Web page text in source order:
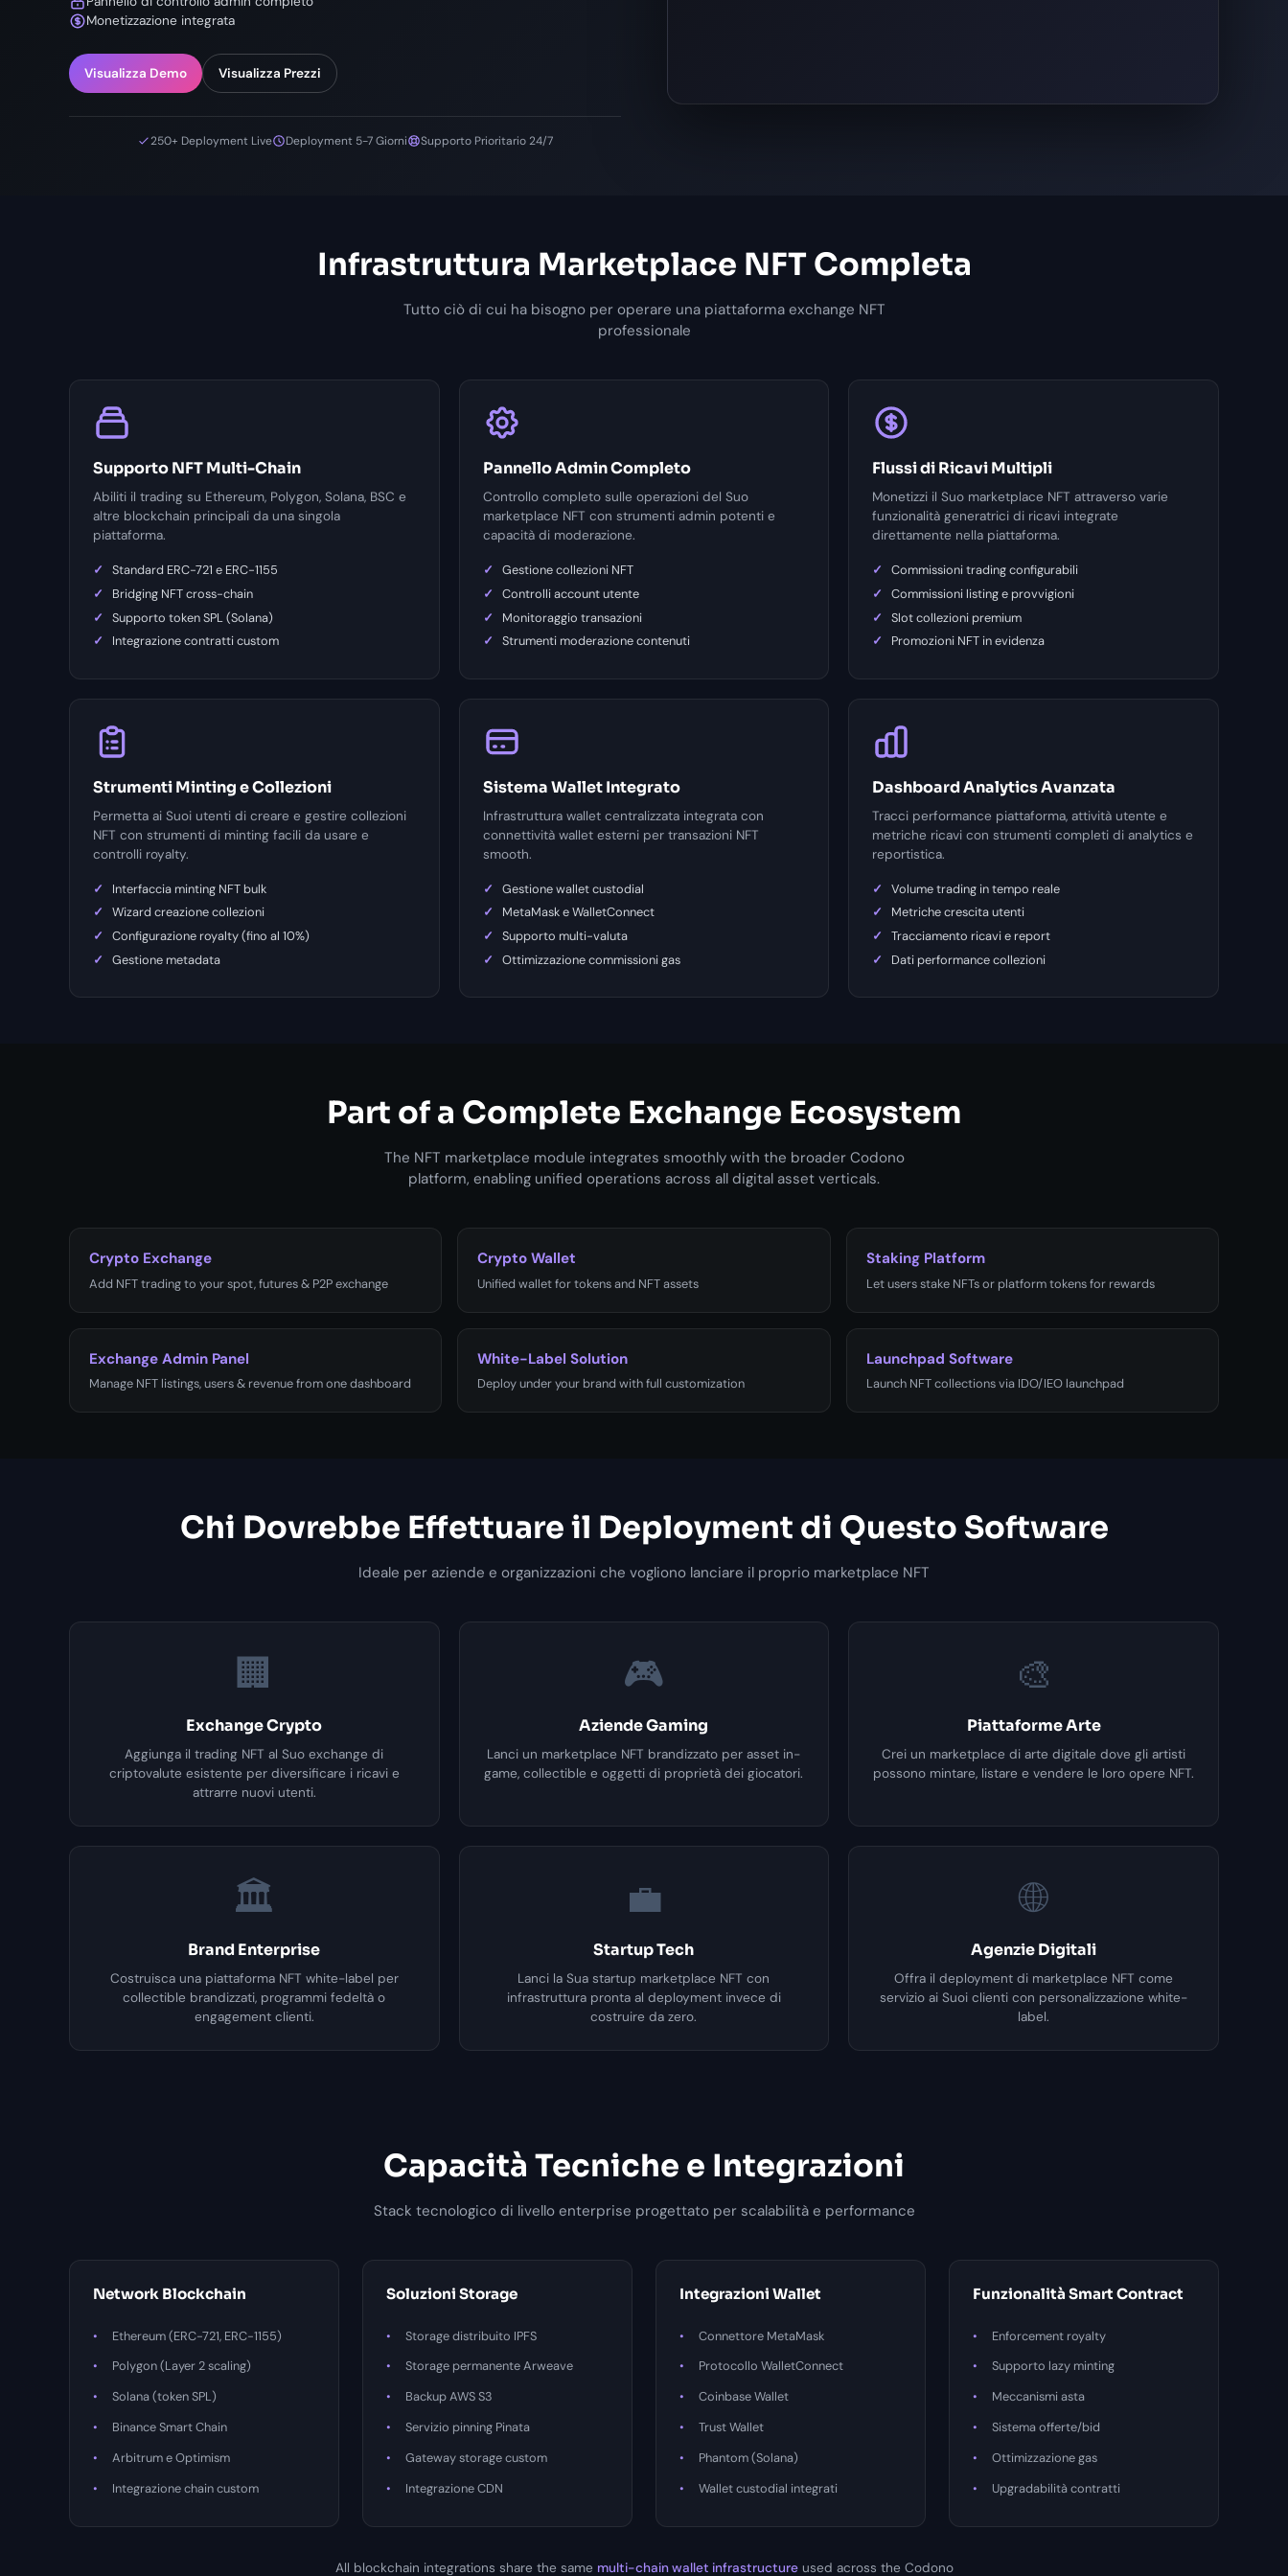
Monetizzazione integrata
Visualizza Demo Visualizza Prezzi
250+ Deployment Live Deployment 5-7 Giorni Supporto Prioritario 24/7
Infrastruttura Marketplace NFT Completa
Tutto ciò di cui ha bisogno per operare una piattaforma exchange NFT
professionale
Supporto NFT Multi-Chain
Abiliti il trading su Ethereum, Polygon, Solana, BSC e
altre blockchain principali da una singola
piattaforma.
Standard ERC-721 e ERC-1155
Bridging NFT cross-chain
Supporto token SPL (Solana)
Integrazione contratti custom
Pannello Admin Completo
Controllo completo sulle operazioni del Suo
marketplace NFT con strumenti admin potenti e
capacità di moderazione.
Gestione collezioni NFT
Controlli account utente
Monitoraggio transazioni
Strumenti moderazione contenuti
Flussi di Ricavi Multipli
Monetizzi il Suo marketplace NFT attraverso varie
funzionalità generatrici di ricavi integrate
direttamente nella piattaforma.
Commissioni trading configurabili
Commissioni listing e provvigioni
Slot collezioni premium
Promozioni NFT in evidenza
Strumenti Minting e Collezioni
Permetta ai Suoi utenti di creare e gestire collezioni
NFT con strumenti di minting facili da usare e
controlli royalty.
Interfaccia minting NFT bulk
Wizard creazione collezioni
Configurazione royalty (fino al 10%)
Gestione metadata
Sistema Wallet Integrato
Infrastruttura wallet centralizzata integrata con
connettività wallet esterni per transazioni NFT
smooth.
Gestione wallet custodial
MetaMask e WalletConnect
Supporto multi-valuta
Ottimizzazione commissioni gas
Dashboard Analytics Avanzata
Tracci performance piattaforma, attività utente e
metriche ricavi con strumenti completi di analytics e
reportistica.
Volume trading in tempo reale
Metriche crescita utenti
Tracciamento ricavi e report
Dati performance collezioni
Part of a Complete Exchange Ecosystem
The NFT marketplace module integrates smoothly with the broader Codono
platform, enabling unified operations across all digital asset verticals.
Crypto Exchange
Add NFT trading to your spot, futures & P2P exchange
Crypto Wallet
Unified wallet for tokens and NFT assets
Staking Platform
Let users stake NFTs or platform tokens for rewards
Exchange Admin Panel
Manage NFT listings, users & revenue from one dashboard
White-Label Solution
Deploy under your brand with full customization
Launchpad Software
Launch NFT collections via IDO/IEO launchpad
Chi Dovrebbe Effettuare il Deployment di Questo Software
Ideale per aziende e organizzazioni che vogliono lanciare il proprio marketplace NFT
🏢
Exchange Crypto
Aggiunga il trading NFT al Suo exchange di
criptovalute esistente per diversificare i ricavi e
attrarre nuovi utenti.
🎮
Aziende Gaming
Lanci un marketplace NFT brandizzato per asset in-
game, collectible e oggetti di proprietà dei giocatori.
🎨
Piattaforme Arte
Crei un marketplace di arte digitale dove gli artisti
possono mintare, listare e vendere le loro opere NFT.
🏛️
Brand Enterprise
Costruisca una piattaforma NFT white-label per
collectible brandizzati, programmi fedeltà o
engagement clienti.
💼
Startup Tech
Lanci la Sua startup marketplace NFT con
infrastruttura pronta al deployment invece di
costruire da zero.
🌐
Agenzie Digitali
Offra il deployment di marketplace NFT come
servizio ai Suoi clienti con personalizzazione white-
label.
Capacità Tecniche e Integrazioni
Stack tecnologico di livello enterprise progettato per scalabilità e performance
Network Blockchain
Ethereum (ERC-721, ERC-1155)
Polygon (Layer 2 scaling)
Solana (token SPL)
Binance Smart Chain
Arbitrum e Optimism
Integrazione chain custom
Soluzioni Storage
Storage distribuito IPFS
Storage permanente Arweave
Backup AWS S3
Servizio pinning Pinata
Gateway storage custom
Integrazione CDN
Integrazioni Wallet
Connettore MetaMask
Protocollo WalletConnect
Coinbase Wallet
Trust Wallet
Phantom (Solana)
Wallet custodial integrati
Funzionalità Smart Contract
Enforcement royalty
Supporto lazy minting
Meccanismi asta
Sistema offerte/bid
Ottimizzazione gas
Upgradabilità contratti
All blockchain integrations share the same multi-chain wallet infrastructureused across the Codono